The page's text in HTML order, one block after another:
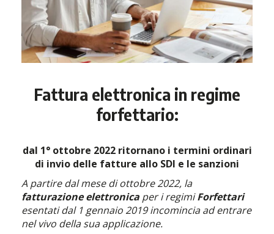
Fattura elettronica in regime
forfettario:
dal 1° ottobre 2022 ritornano i termini ordinari
di invio delle fatture allo SDI e le sanzioni
A partire dal mese di ottobre 2022, la
fatturazione elettronica per i regimiForfettari
esentati dal 1 gennaio 2019 incomincia ad entrare
nel vivo della sua applicazione.